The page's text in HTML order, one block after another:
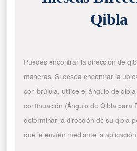
Qibla
Puedes encontrar la dirección de
maneras. Si desea encontrar la
con brújula, utilice el ángulo de
continuación (Ángulo de Qibla para
determinar la dirección de su qibla
que le envíen mediante la